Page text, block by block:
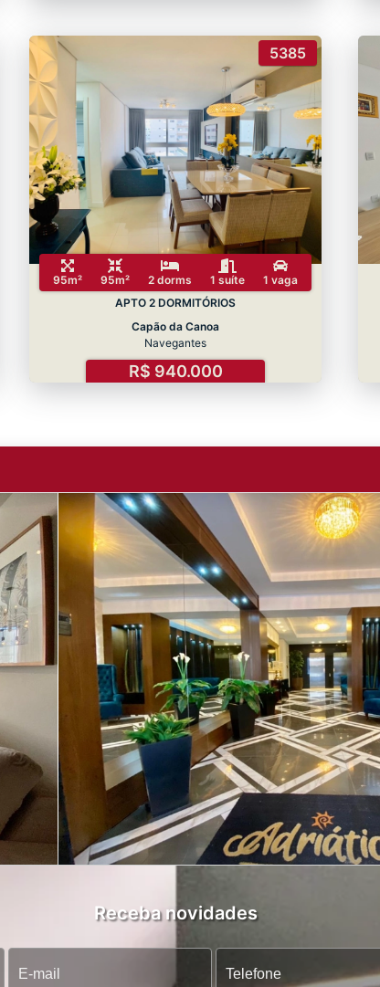
5385
95m² 95m² 2 dorms 1 suíte
1 vaga
APTO 2 DORMITÓRIOS
Capão da Canoa
Navegantes
R$ 940.000
Receba novidades